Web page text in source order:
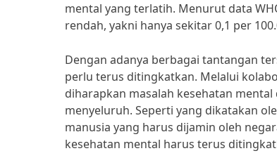
mental yang terlatih. Menurut data
rendah, yakni hanya sekitar 0,1 per
Dengan adanya berbagai tantangan
perlu terus ditingkatkan. Melalui
diharapkan masalah kesehatan
menyeluruh. Seperti yang dikatakan
manusia yang harus dijamin oleh
kesehatan mental harus terus